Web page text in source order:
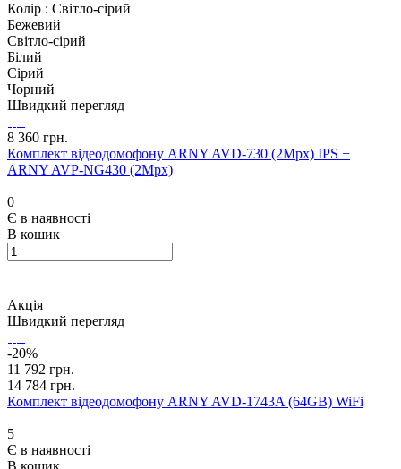
Колір : Світло-сірий
Бежевий
Світло-сірий
Білий
Сірий
Чорний
Швидкий перегляд
8 360 грн.
Комплект відеодомофону ARNY AVD-730 (2Mpx) IPS +
ARNY AVP-NG430 (2Mpx)
0
Є в наявності
В кошик
Акція
Швидкий перегляд
-20%
11 792 грн.
14 784 грн.
Комплект відеодомофону ARNY AVD-1743A (64GB) WiFi
5
Є в наявності